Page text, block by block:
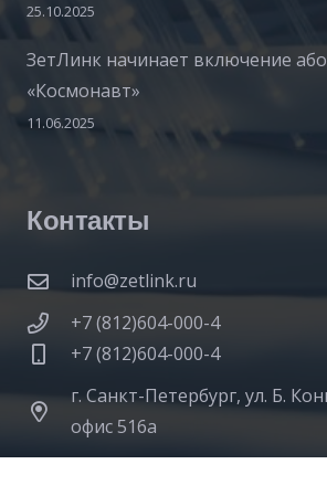
25.10.2025
ЗетЛинк начинает включение
«Космонавт»
11.06.2025
Контакты
info@zetlink.ru
+7 (812)604-000-4
+7 (812)604-000-4
г. Санкт-Петербург, ул. Б.
офис 516а